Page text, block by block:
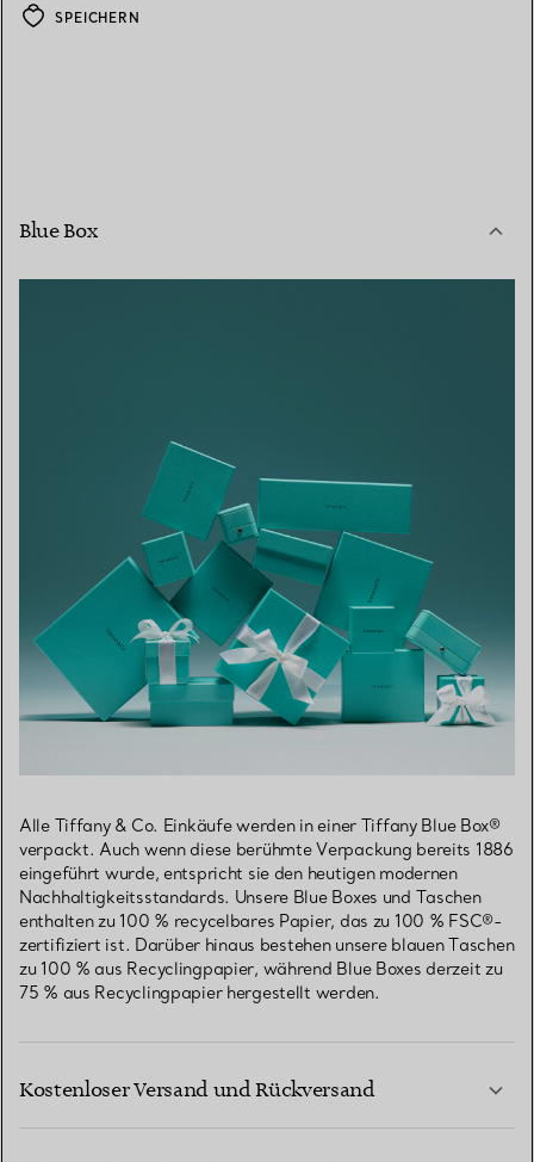
SPEICHERN
Blue Box
Alle Tiffany & Co. Einkäufe werden in einer Tiffany Blue Box®
verpackt. Auch wenn diese berühmte Verpackung bereits 1886
eingeführt wurde, entspricht sie den heutigen modernen
Nachhaltigkeitsstandards. Unsere Blue Boxes und Taschen
enthalten zu 100 % recycelbares Papier, das zu 100 % FSC®-
zertifiziert ist. Darüber hinaus bestehen unsere blauen Taschen
zu 100 % aus Recyclingpapier, während Blue Boxes derzeit zu
75 % aus Recyclingpapier hergestellt werden.
Kostenloser Versand und Rückversand